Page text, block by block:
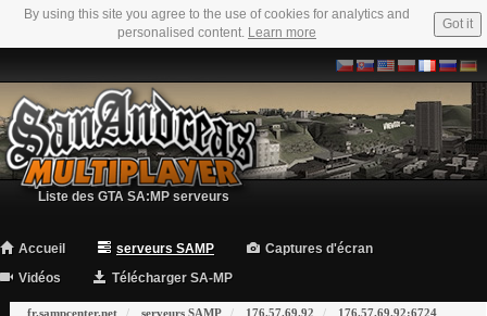
By using this site you agree to the use of cookies for analytics and
personalised content. Learn more
Got it
Liste des GTA SA:MP serveurs
Accueil serveurs SAMP
Captures d'écran
Vidéos
Télécharger SA-MP
fr.sampcenter.net serveurs SAMP 176.57.69.92 176.57.69.92:6724